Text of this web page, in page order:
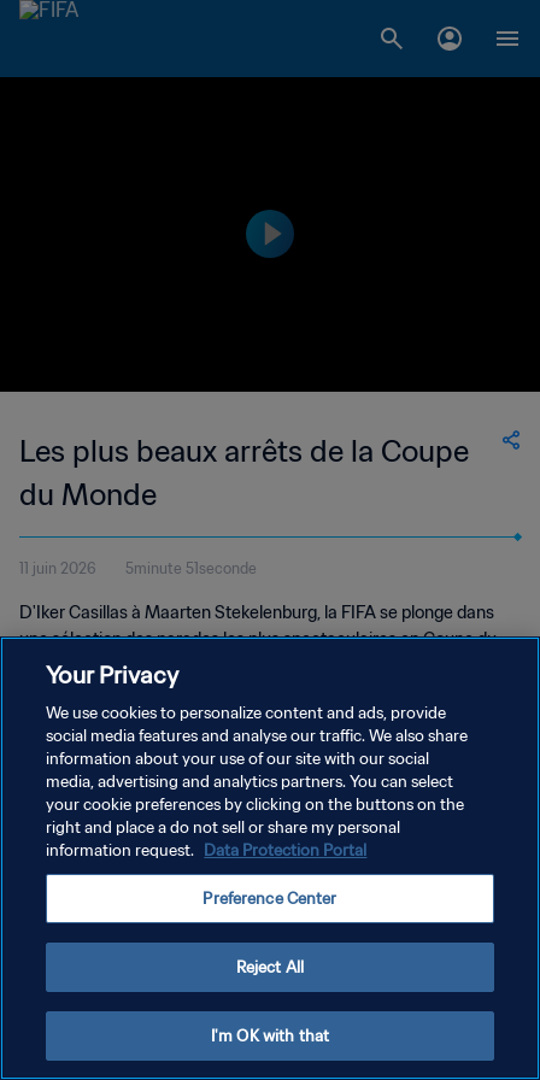
Les plus beaux arrêts de la Coupe
du Monde
11 juin 2026 5minute 51seconde
D'Iker Casillas à Maarten Stekelenburg, la FIFA se plonge dans
une sélection des parades les plus spectaculaires en Coupe du
Monde.
POLITIQUE DE CONFIDENTIALITÉ
CONDITIONS D'UTILISATION
GÉRER VOS PRÉFÉRENCES SUR LES COOKIES
Your Privacy
We use cookies to personalize content and ads, provide
social media features and analyse our traffic. We also share
information about your use of our site with our social
media, advertising and analytics partners. You can select
your cookie preferences by clicking on the buttons on the
right and place a do not sell or share my personal
information request. Data Protection Portal
Preference Center
Reject All
I'm OK with that